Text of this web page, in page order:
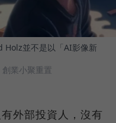
並不是以「AI影像新
業小聚重置
外部投資人，沒有